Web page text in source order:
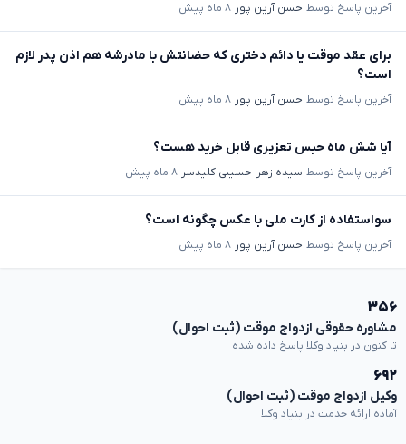
آخرین پاسخ توسط حسن آرین پور ۸ ماه پیش
برای عقد موقت یا دائم دختری که حضانتش با مادرشه هم اذن پدر لازم
است؟
آخرین پاسخ توسط حسن آرین پور ۸ ماه پیش
آیا شش ماه حبس تعزیری قابل خرید هست؟
آخرین پاسخ توسط سیده زهرا حسینی کلیدسر ۸ ماه پیش
سواستفاده از کارت ملی با عکس چگونه است؟
آخرین پاسخ توسط حسن آرین پور ۸ ماه پیش
۳۵۶
مشاوره حقوقی ازدواج موقت (ثبت احوال)
تا کنون در بنیاد وکلا پاسخ داده شده
۶۹۲
وکیل ازدواج موقت (ثبت احوال)
آماده ارائه خدمت در بنیاد وکلا